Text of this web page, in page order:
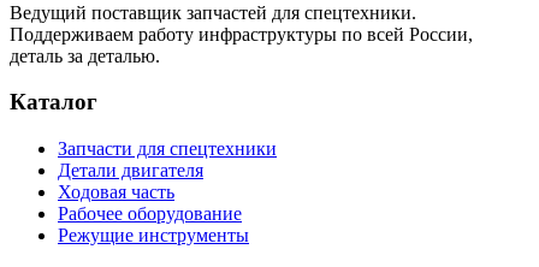
Ведущий поставщик запчастей для спецтехники.
Поддерживаем работу инфраструктуры по всей России,
деталь за деталью.
Каталог
Запчасти для спецтехники
Детали двигателя
Ходовая часть
Рабочее оборудование
Режущие инструменты